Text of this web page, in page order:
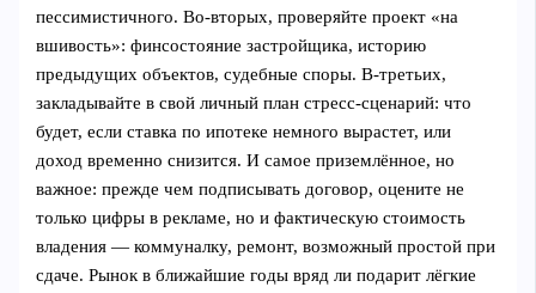
пессимистичного. Во‑вторых, проверяйте проект «на
вшивость»: финсостояние застройщика, историю
предыдущих объектов, судебные споры. В‑третьих,
закладывайте в свой личный план стресс‑сценарий: что
будет, если ставка по ипотеке немного вырастет, или
доход временно снизится. И самое приземлённое, но
важное: прежде чем подписывать договор, оцените не
только цифры в рекламе, но и фактическую стоимость
владения — коммуналку, ремонт, возможный простой при
сдаче. Рынок в ближайшие годы вряд ли подарит лёгкие